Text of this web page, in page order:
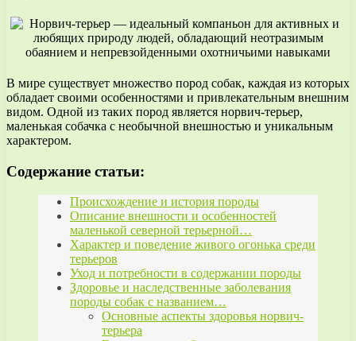
В мире существует множество пород собак, каждая из которых
обладает своими особенностями и привлекательным внешним
видом. Одной из таких пород является норвич-терьер,
маленькая собачка с необычной внешностью и уникальным
характером.
Содержание статьи:
Происхождение и история породы
Описание внешности и особенностей
маленькой северной терьерной…
Характер и поведение живого огонька среди
терьеров
Уход и потребности в содержании породы
Здоровье и наследственные заболевания
породы собак с названием…
Основные аспекты здоровья норвич-
терьера